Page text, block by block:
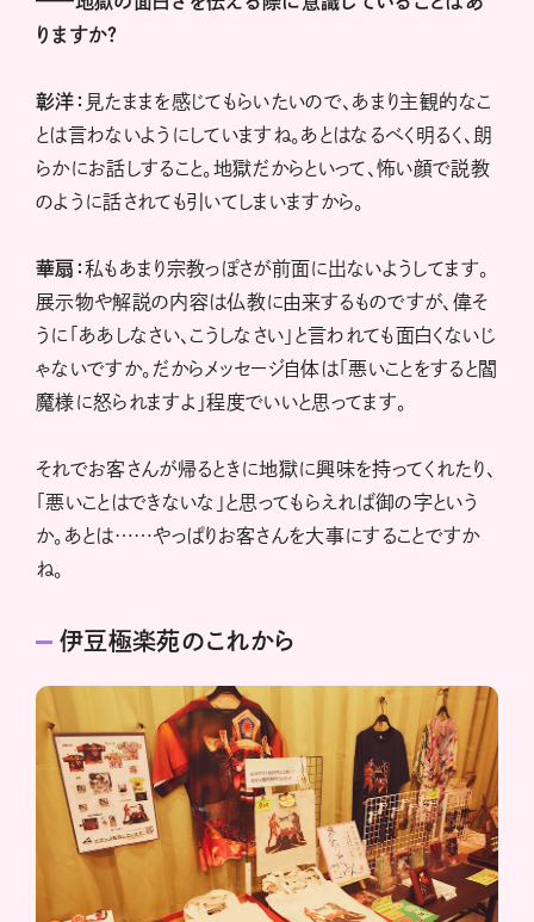
りますか？
彰洋： 見たままを感じてもらいたいので、あまり主観的なこ
とは言わないようにしていますね。あとはなるべく明るく、朗
らかにお話しすること。地獄だからといって、怖い顔で説教
のように話されても引いてしまいますから。
華扇：私もあまり宗教っぽさが前面に出ないようしてます。
展示物や解説の内容は仏教に由来するものですが、偉そ
うに「ああしなさい、こうしなさい」と言われても面白くないじ
ゃないですか。だからメッセージ自体は「悪いことをすると閻
魔様に怒られますよ」程度でいいと思ってます。
それでお客さんが帰るときに地獄に興味を持ってくれたり、
「悪いことはできないな」と思ってもらえれば御の字という
か。あとは……やっぱりお客さんを大事にすることですか
ね。
伊豆極楽苑のこれから